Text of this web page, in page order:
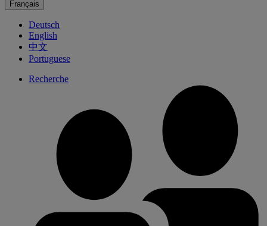
Français
Deutsch
English
中文
Portuguese
Recherche